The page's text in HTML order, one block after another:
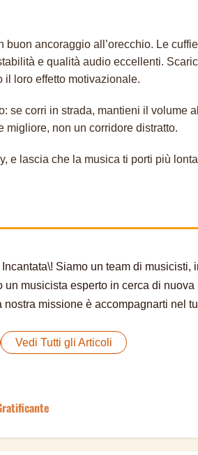
buon ancoraggio all’orecchio. Le
e qualità audio eccellenti.
il loro effetto motivazionale.
se corri in strada, mantieni il
migliore, non un corridore distratto.
e lascia che la musica ti porti più
Siamo un team di
un musicista esperto in cerca di
nostra missione è accompagnarti nel
Vedi Tutti gli Articoli